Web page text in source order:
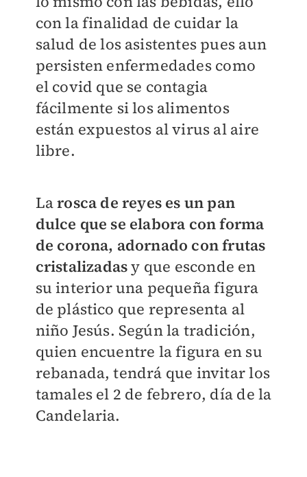
con la finalidad de cuidar la
salud de los asistentes pues aun
persisten enfermedades como
el covid que se contagia
fácilmente si los alimentos
están expuestos al virus al aire
libre.
Larosca de reyes es un pan
dulce que se elabora con forma
de corona, adornado con frutas
cristalizadasy que esconde en
su interior una pequeña figura
de plástico que representa al
niño Jesús. Según la tradición,
quien encuentre la figura en su
rebanada, tendrá que invitar los
tamales el 2 de febrero, día de la
Candelaria.